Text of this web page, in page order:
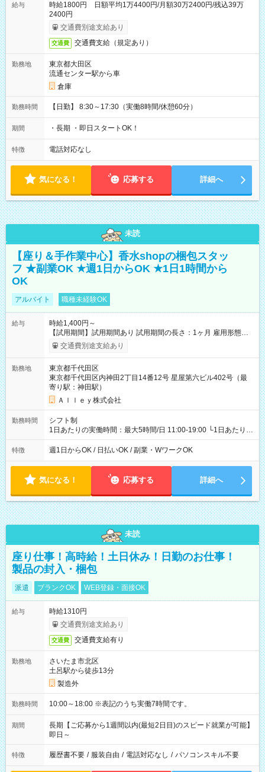
給与
時給1800円 日額平均1万4400円/月額30万2400円/残込39万
2400円
交通費別途支給あり
交通費 交通費支給（規定あり）
勤務地
東京都大田区
流通センター駅から車
倉庫
勤務時間 【日勤】 8:30～17:30（実働8時間/休憩60分）
期間 ・長期 ・即日スタートOK！
特徴 電話対応なし
気になる！ 応募する 詳細へ
未読
【座り＆手作業中心】香水shopの梱包スタッ
フ ★副業OK ★週1日からOK ★1日1時間から
OK
アルバイト 職種未経験OK
給与
時給1,400円～
【試用期間】試用期間あり 試用期間の長さ：1ヶ月 雇用形態、
給与は本採用時と同じです。
交通費別途支給あり
勤務地
東京都千代田区
東京都千代田区内神田2丁目14番12号 星屋第六ビル402号（最
寄り駅：神田駅）
Ａｌｌｅｙ株式会社
勤務時間
シフト制
1日あたりの実働時間：最大5時間/日 11:00-19:00 └1日あたりの
実働時間：1-5時間 └上記の時間帯内であれば、いつでも勤務可
能！ └平日・土曜日の中で、お好きな曜日でご勤務いただけま
18:00 などのように、自由な働き方が可能なお仕事です！
特徴 週1日からOK / 日払いOK / 副業・WワークOK
気になる！ 応募する 詳細へ
未読
座り仕事！高時給！土日休み！日勤のお仕事！
製品の封入・梱包
派遣 ブランクOK WEB登録・面接OK
給与
時給1310円
交通費別途支給あり
交通費 交通費支給有り
勤務地
さいたま市北区
土呂駅から徒歩13分
製造外
勤務時間 10:00～18:00 ※表記のうち実働7時間です。
期間
長期【ご応募から1週間以内(最短2日目)のスピード就業が可能】
即日～
特徴 履歴書不要 / 服装自由 / 電話対応なし / パソコンスキル不要